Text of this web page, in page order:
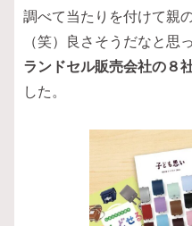
調べて当たりを付けて親
（笑）良さそうだなと思
ランドセル販売会社の８
した。